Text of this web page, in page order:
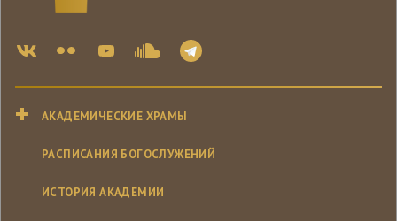
АКАДЕМИЧЕСКИЕ ХРАМЫ
РАСПИСАНИЯ БОГОСЛУЖЕНИЙ
ИСТОРИЯ АКАДЕМИИ